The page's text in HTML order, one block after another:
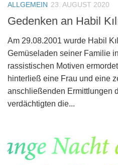
ALLGEMEIN 23. AUGUST 2020
Gedenken an Habil
Am 29.08.2001 wurde Habil
Gemüseladen seiner Familie
rassistischen Motiven
hinterließ eine Frau und eine
anschließenden Ermittlungen
verdächtigten die...